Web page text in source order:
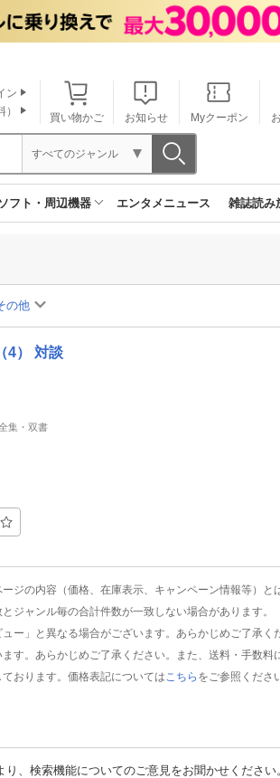
買い物かご お知らせ Myクーポン
ン
すべてのジャンル
フト・周辺機器 エンタメニュース 雑誌読み
の他
4） 対談
集・双書
の内容（価格、在庫表示、キャンペーン情報等）と
ジャンル毎の合計件数が一致しない場合があります。
」と異なる場合がございます。あらかじめご了承く
。あらかじめご了承ください。また、送料・手数料
おります。価格表記については こちら をご参照くださ
、検索機能についてのご意見をお聞かせください